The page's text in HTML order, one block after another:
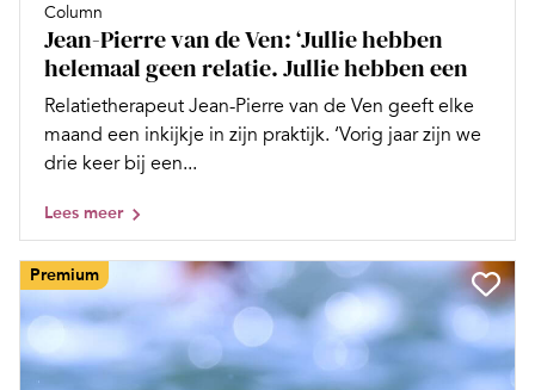
Column
Jean-Pierre van de Ven: ‘Jullie hebben
helemaal geen relatie. Jullie hebben een
Relatietherapeut Jean-Pierre van de Ven geeft elke
maand een inkijkje in zijn praktijk. ‘Vorig jaar zijn we
drie keer bij een...
Lees meer
Premium